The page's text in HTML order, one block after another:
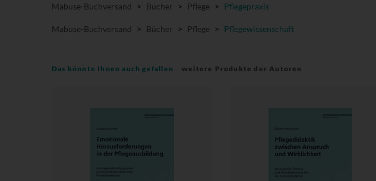
Mabuse-Buchversand > Bücher > Pflege > Pflegepraxis
Mabuse-Buchversand > Bücher > Pflege > Pflegewissenschaft
Das könnte Ihnen auch gefallen weitere Produkte der Autoren